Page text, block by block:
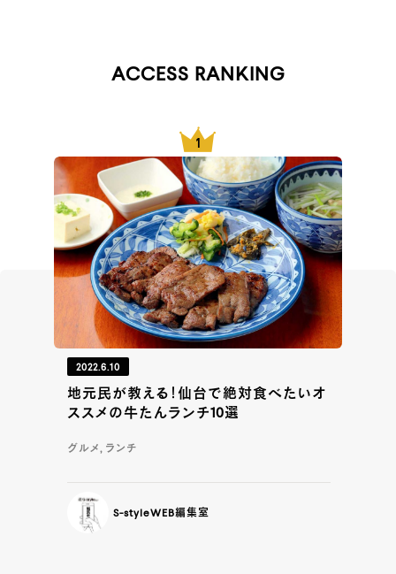
ACCESS RANKING
2022.6.10
地元民が教える！仙台で絶対食べたいオ
ススメの牛たんランチ10選
グルメ, ランチ
S-styleWEB編集室